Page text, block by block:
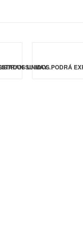
ACCIONES DE ALSEA REGISTRAN SU MAYOR GANANCIA DIARIA DESDE 2009